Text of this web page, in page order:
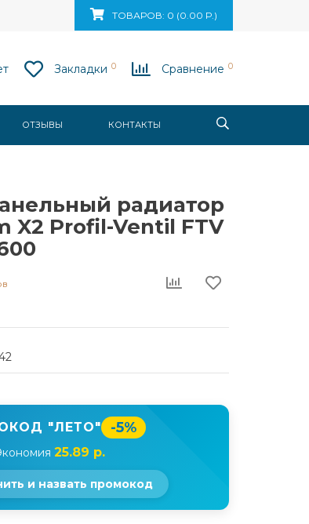
д. 10, пом. 131ТОВАРОВ: 0 (0.00 Р.)
Закладки 0 Сравнение 0
ОТЗЫВЫ КОНТАКТЫ
радиатор
X2 Profil-Ventil FTV
"ЛЕТО" -5%
25.89 р.
и назвать промокод